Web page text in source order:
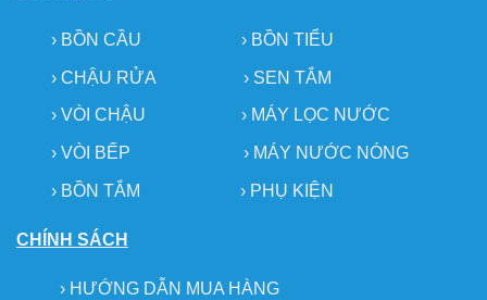
› BỒN CẦU › BỒN TIỂU
› CHẬU RỬA › SEN TẮM
› VÒI CHẬU › MÁY LỌC NƯỚC
› VÒI BẾP › MÁY NƯỚC NÓNG
› BỒN TẮM › PHỤ KIỆN
CHÍNH SÁCH
› HƯỚNG DẪN MUA HÀNG